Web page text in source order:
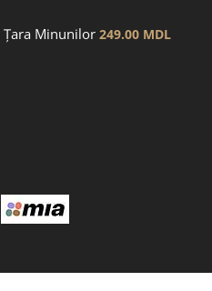
Țara Minunilor 249.00 MDL